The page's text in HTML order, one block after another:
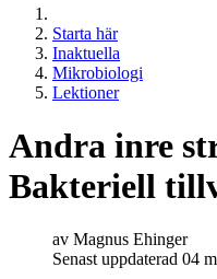
Starta här
Inaktuella
Mikrobiologi
Lektioner
Andra inre
Bakteriell
av Magnus Ehinger
Senast uppdaterad 04